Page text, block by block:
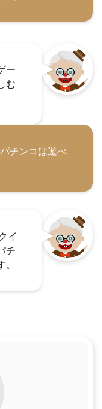
ー
む
チンコは遊べ
イ
チ